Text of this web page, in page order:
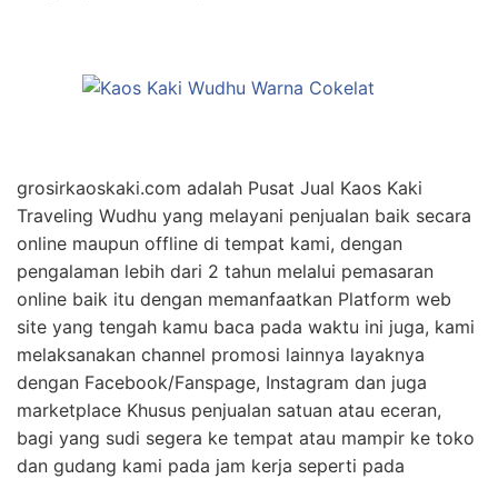
grosirkaoskaki.com adalah Pusat Jual Kaos Kaki
Traveling Wudhu yang melayani penjualan baik secara
online maupun offline di tempat kami, dengan
pengalaman lebih dari 2 tahun melalui pemasaran
online baik itu dengan memanfaatkan Platform web
site yang tengah kamu baca pada waktu ini juga, kami
melaksanakan channel promosi lainnya layaknya
dengan Facebook/Fanspage, Instagram dan juga
marketplace Khusus penjualan satuan atau eceran,
bagi yang sudi segera ke tempat atau mampir ke toko
dan gudang kami pada jam kerja seperti pada